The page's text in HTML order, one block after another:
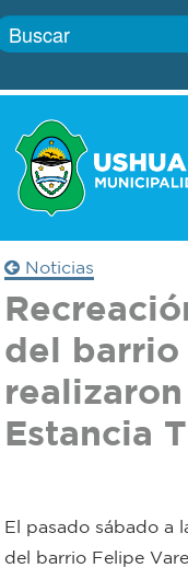
Boletín
Autoridades
Defensa
civil
Gobierno
Trámites
Transparencia
Actualidad
Personal
Noticias
del barrio
Estancia
El pasado sábado a
del barrio Felipe